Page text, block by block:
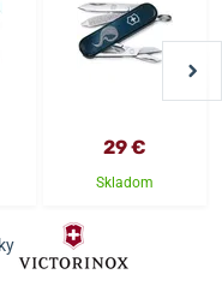
29 €
Skladom